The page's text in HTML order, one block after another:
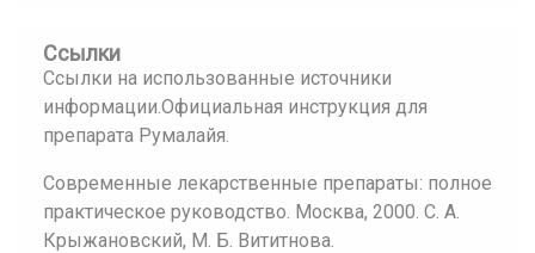
Ссылки
Ссылки на использованные источники
информации.Официальная инструкция для
препарата Румалайя.
Современные лекарственные препараты: полное
практическое руководство. Москва, 2000. С. А.
Крыжановский, М. Б. Вититнова.